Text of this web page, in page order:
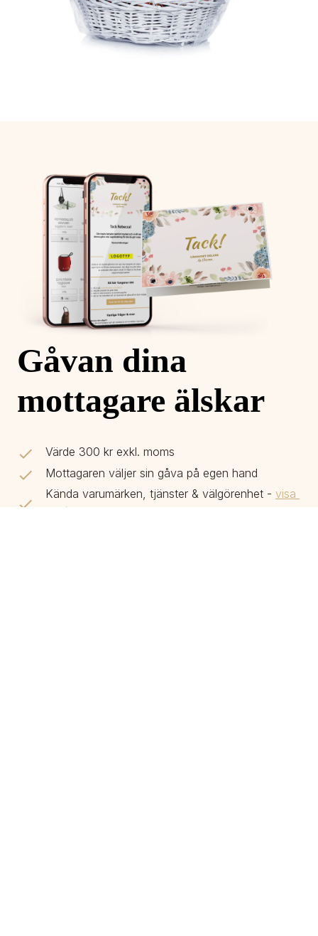
Gåvan dina
mottagare älskar
Värde 300 kr exkl. moms
Mottagaren väljer sin gåva på egen hand
Kända varumärken, tjänster & välgörenhet - visa
sortiment